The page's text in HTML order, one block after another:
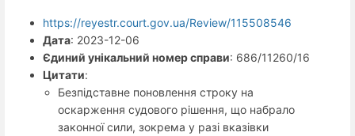
https://reyestr.court.gov.ua/Review/115508546
Дата: 2023-12-06
Єдиний унікальний номер справи: 686/11260/16
Цитати:
Безпідставне поновлення строку на
оскарження судового рішення, що набрало
законної сили, зокрема у разі вказівки